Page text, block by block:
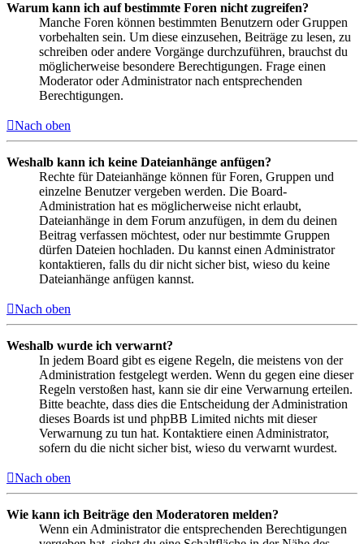
Warum kann ich auf bestimmte Foren nicht zugreifen?
Manche Foren können bestimmten Benutzern oder Gruppen
vorbehalten sein. Um diese einzusehen, Beiträge zu lesen, zu
schreiben oder andere Vorgänge durchzuführen, brauchst du
möglicherweise besondere Berechtigungen. Frage einen
Moderator oder Administrator nach entsprechenden
Berechtigungen.
Nach oben
Weshalb kann ich keine Dateianhänge anfügen?
Rechte für Dateianhänge können für Foren, Gruppen und
einzelne Benutzer vergeben werden. Die Board-
Administration hat es möglicherweise nicht erlaubt,
Dateianhänge in dem Forum anzufügen, in dem du deinen
Beitrag verfassen möchtest, oder nur bestimmte Gruppen
dürfen Dateien hochladen. Du kannst einen Administrator
kontaktieren, falls du dir nicht sicher bist, wieso du keine
Dateianhänge anfügen kannst.
Nach oben
Weshalb wurde ich verwarnt?
In jedem Board gibt es eigene Regeln, die meistens von der
Administration festgelegt werden. Wenn du gegen eine dieser
Regeln verstoßen hast, kann sie dir eine Verwarnung erteilen.
Bitte beachte, dass dies die Entscheidung der Administration
dieses Boards ist und phpBB Limited nichts mit dieser
Verwarnung zu tun hat. Kontaktiere einen Administrator,
sofern du die nicht sicher bist, wieso du verwarnt wurdest.
Nach oben
Wie kann ich Beiträge den Moderatoren melden?
Wenn ein Administrator die entsprechenden Berechtigungen